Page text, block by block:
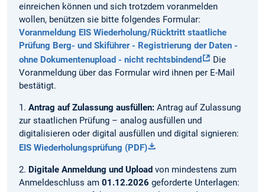
einreichen können und sich trotzdem voranmelden
wollen, benützen sie bitte folgendes Formular:
Voranmeldung EIS Wiederholung/Rücktritt staatliche
Prüfung Berg- und Skiführer - Registrierung der Daten -
ohne Dokumentenupload - nicht rechtsbindend
Die
Voranmeldung über das Formular wird ihnen per E-Mail
bestätigt.
1. Antrag auf Zulassung ausfüllen: Antrag auf Zulassung
zur staatlichen Prüfung – analog ausfüllen und
digitalisieren oder digital ausfüllen und digital signieren:
EIS Wiederholungsprüfung (PDF)
2. Digitale Anmeldung und Upload von mindestens zum
Anmeldeschluss am 01.12.2026 geforderte Unterlagen: